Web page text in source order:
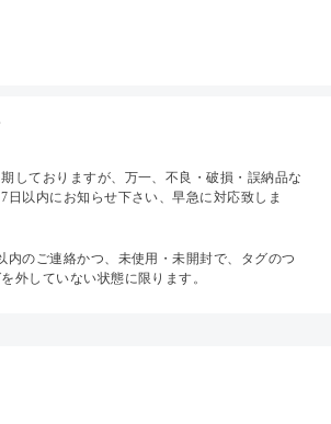
しておりますが、万一、不良・破損・誤納品な
日以内にお知らせ下さい、早急に対応致しま
内のご連絡かつ、未使用・未開封で、タグのつ
外していない状態に限ります。